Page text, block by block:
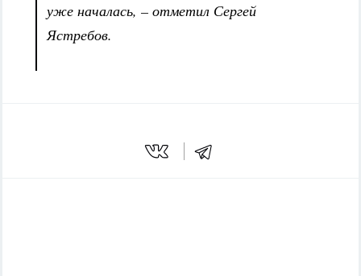
уже началась, – отметил Сергей
Ястребов.